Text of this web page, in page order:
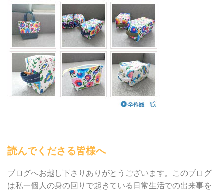
読んでくださる皆様へ
ブログへお越し下さりありがとうございます。このブログ
は私一個人の身の回りで起きている日常生活での出来事を